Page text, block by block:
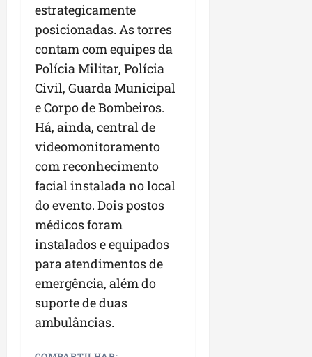
estrategicamente
posicionadas. As torres
contam com equipes da
Polícia Militar, Polícia
Civil, Guarda Municipal
e Corpo de Bombeiros.
Há, ainda, central de
videomonitoramento
com reconhecimento
facial instalada no local
do evento. Dois postos
médicos foram
instalados e equipados
para atendimentos de
emergência, além do
suporte de duas
ambulâncias.